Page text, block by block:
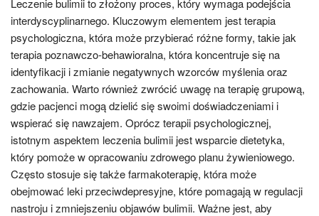
interdyscyplinarnego. Kluczowym elementem jest terapia
psychologiczna, która może przybierać różne formy, takie jak
terapia poznawczo-behawioralna, która koncentruje się na
identyfikacji i zmianie negatywnych wzorców myślenia oraz
zachowania. Warto również zwrócić uwagę na terapię grupową,
gdzie pacjenci mogą dzielić się swoimi doświadczeniami i
wspierać się nawzajem. Oprócz terapii psychologicznej,
istotnym aspektem leczenia bulimii jest wsparcie dietetyka,
który pomoże w opracowaniu zdrowego planu żywieniowego.
Często stosuje się także farmakoterapię, która może
obejmować leki przeciwdepresyjne, które pomagają w regulacji
nastroju i zmniejszeniu objawów bulimii. Ważne jest, aby